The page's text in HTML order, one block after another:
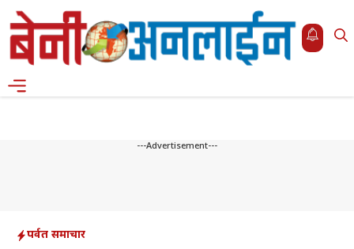
Skip
to
content
---Advertisement---
पर्वत समाचार